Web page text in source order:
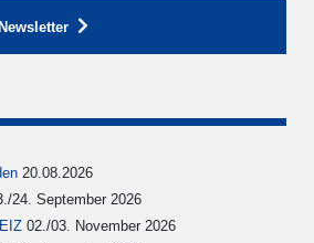
20.08.2026
24. September 2026
02./03. November 2026